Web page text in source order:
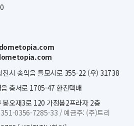
진시 송악읍 틀모시로 355-22 (우) 31738
충서로 1705-47 한진택배
봉오재3로 120 가정봄2프라자 2층
351-0356-7285-33 / 예금주: (주)트리